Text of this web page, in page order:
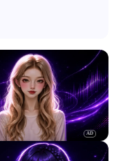
AD